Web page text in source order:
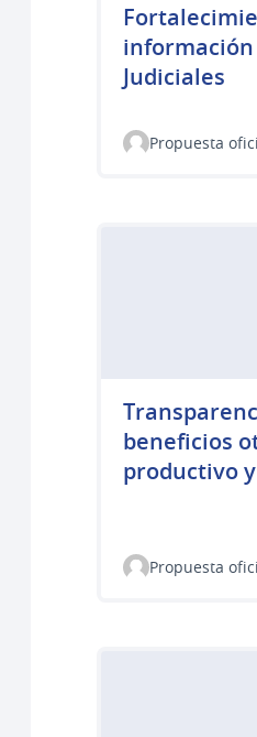
Judiciales
Propuesta
beneficios
productivo
Propuesta